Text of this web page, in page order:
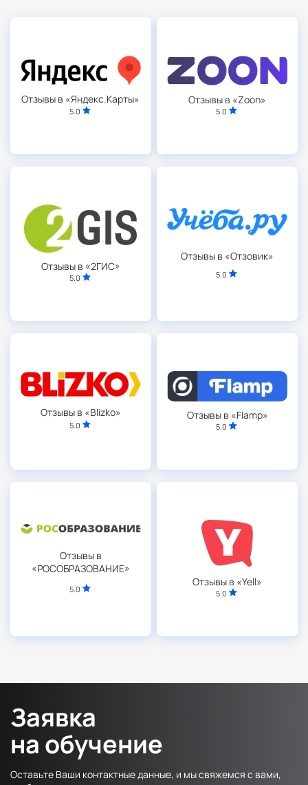
Отзывы в «Яндекс.Карты»
5.0
Отзывы в «Zoon»
5.0
Отзывы в «2ГИС»
5.0
Отзывы в «Отзовик»
5.0
Отзывы в «Blizko»
5.0
Отзывы в «Flamp»
5.0
Отзывы в
«РОСОБРАЗОВАНИЕ»
5.0
Отзывы в «Yell»
5.0
Заявка
на обучение
Оставьте Ваши контактные данные, и мы свяжемся с вами,